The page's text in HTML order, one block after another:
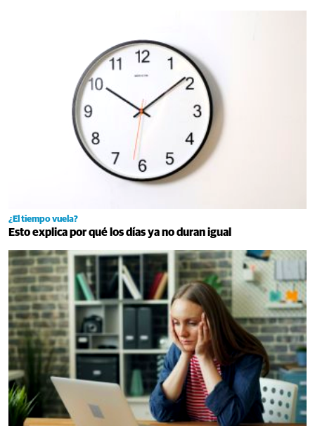
¿El tiempo vuela?
Esto explica por qué los días ya no duran igual